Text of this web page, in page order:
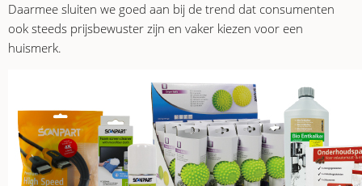
Daarmee sluiten we goed aan bij de trend dat consumenten
ook steeds prijsbewuster zijn en vaker kiezen voor een
huismerk.